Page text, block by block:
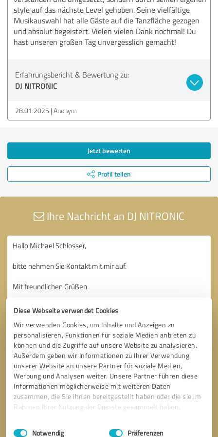
Diese Webseite verwendet Cookies
Wir verwenden Cookies, um Inhalte und Anzeigen zu
personalisieren, Funktionen für soziale Medien anbieten zu
können und die Zugriffe auf unsere Website zu analysieren.
Außerdem geben wir Informationen zu Ihrer Verwendung
unserer Website an unsere Partner für soziale Medien,
Werbung und Analysen weiter. Unsere Partner führen diese
Informationen möglicherweise mit weiteren Daten
zusammen, die Sie ihnen bereitgestellt haben oder die sie im
Rahmen Ihrer Nutzung der Dienste gesammelt haben.
Impressum Datenschutzbestimmungen
Einwilligungsauswahl
Notwendig Präferenzen
style auf das nächste Level gehoben. Seine vielfältige
Musikauswahl hat alle Gäste auf die Tanzfläche gezogen
und absolut begeistert. Vielen vielen Dank nochmal! Du
hast unseren großen Tag unvergesslich gemacht!
Erfahrungsbericht & Bewertung zu:
DJ NITRONIC
28.01.2025 Anonym
Jetzt bewerten
Profil teilen
Ihre Nachricht an DJ NITRONIC
Bitte um Rückruf * Erforderliche Angaben